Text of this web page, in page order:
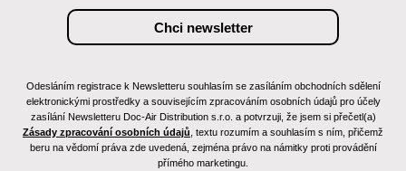
Odesláním registrace k Newsletteru souhlasím se zasíláním obchodních sdělení
elektronickými prostředky a souvisejícím zpracováním osobních údajů pro účely
zasílání Newsletteru Doc-Air Distribution s.r.o. a potvrzuji, že jsem si přečetl(a)
Zásady zpracování osobních údajů , textu rozumím a souhlasím s ním, přičemž
beru na vědomí práva zde uvedená, zejména právo na námitky proti provádění
přímého marketingu.